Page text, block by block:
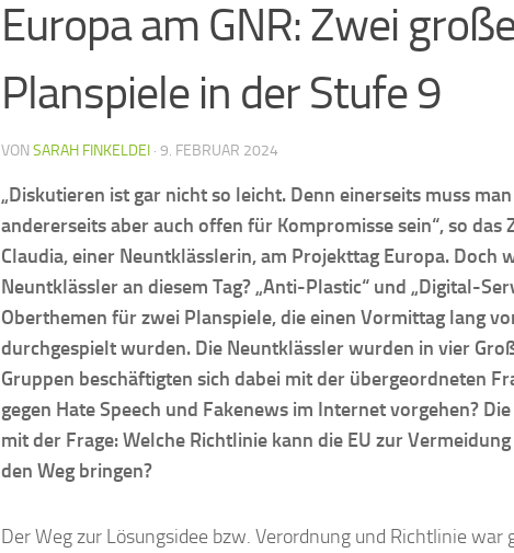
Europa am GNR: Zwei
Planspiele in der Stufe 9
VON SARAH FINKELDEI · 9. FEBRUAR 2024
„Diskutieren ist gar nicht so leicht. Denn einerseits muss
andererseits aber auch offen für Kompromisse sein“, so das
Claudia, einer Neuntklässlerin, am Projekttag Europa. Doch
Neuntklässler an diesem Tag? „Anti-Plastic“ und „Digital-
Oberthemen für zwei Planspiele, die einen Vormittag lang
durchgespielt wurden. Die Neuntklässler wurden in vier
Gruppen beschäftigten sich dabei mit der übergeordneten
gegen Hate Speech und Fakenews im Internet vorgehen?
mit der Frage: Welche Richtlinie kann die EU zur
den Weg bringen?
Der Weg zur Lösungsidee bzw. Verordnung und Richtlinie war